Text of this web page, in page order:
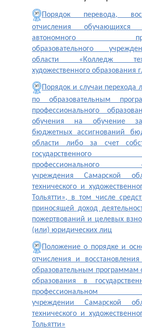
Порядок перевода,
отчисления обучающихся
автономного
образовательного
области «Колледж
художественного образования
Порядок и случаи перехода
по образовательным
профессионального
обучения на обучение
бюджетных ассигнований
области либо за счет
государственного
профессионального
учреждения Самарской
технического и
Тольятти», в том числе
приносящей доход
пожертвований и целевых
(или) юридических лиц
Положение о порядке и
отчисления и
образовательным программам
образования в
профессиональном
учреждении Самарской
технического и
Тольятти»